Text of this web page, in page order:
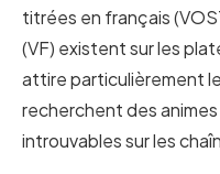
titrées en français
(VF) existent sur les
attire particulièrement
recherchent des
introuvables sur les